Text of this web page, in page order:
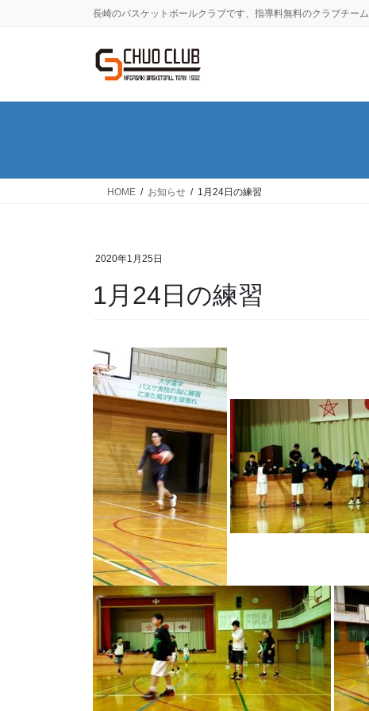
に
ョ
動
長崎のバスケットボールクラブです、指導料無料のクラブチーム
HOME お知らせ 1月24日の練習
2020年1月25日
1月24日の練習